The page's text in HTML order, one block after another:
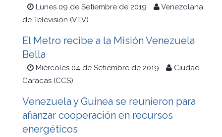
Lunes 09 de Setiembre de 2019
Venezolana
de Televisión (VTV)
El Metro recibe a la Misión Venezuela
Bella
Miércoles 04 de Setiembre de 2019
Ciudad
Caracas (CCS)
Venezuela y Guinea se reunieron para
afianzar cooperación en recursos
energéticos